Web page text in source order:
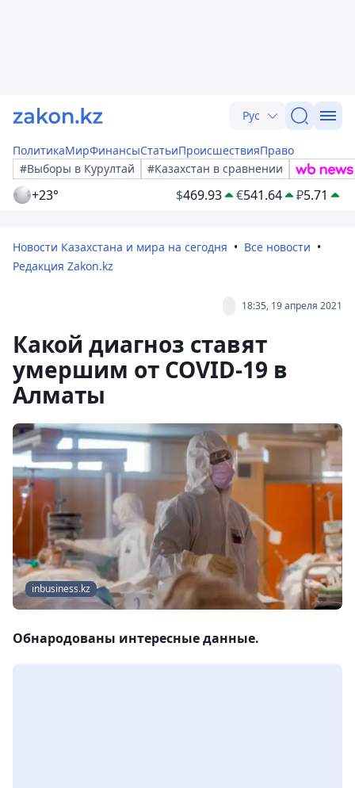
Рус
ПолитикаМирФинансыСтатьиПроисшествияПраво
#Выборы в Курултай
#Казахстан в сравнении
+23° $469.93 €541.64 ₽5.71
Новости Казахстана и мира на сегодня
Все новости
Редакция Zakon.kz
18:35, 19 апреля 2021
Какой диагноз ставят
умершим от COVID-19 в
Алматы
inbusiness.kz
Обнародованы интересные данные.